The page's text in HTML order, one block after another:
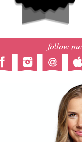
follow me